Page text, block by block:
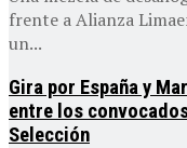
frente a Alianza
un...
Gira por España y
entre los
Selección